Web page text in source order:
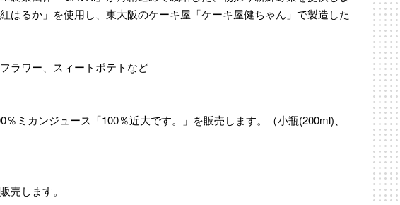
はるか」を使用し、東大阪のケーキ屋「ケーキ屋健ちゃん」で製造した
ラワー、スィートポテトなど
ミカンジュース「100％近大です。」を販売します。（小瓶(200ml)、
売します。